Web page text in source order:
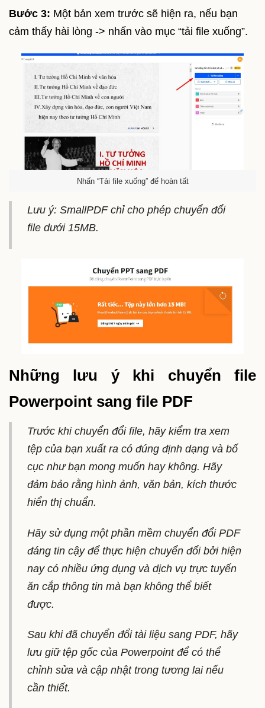
Bước 3: Một bản xem trước sẽ hiện ra, nếu bạn
cảm thấy hài lòng -> nhấn vào mục “tải file xuống”.
Nhấn “Tải file xuống” để hoàn tất
Lưu ý: SmallPDF chỉ cho phép chuyển đổi
file dưới 15MB.
Những lưu ý khi chuyển file
Powerpoint sang file PDF
Trước khi chuyển đổi file, hãy kiểm tra xem
tệp của bạn xuất ra có đúng định dạng và bố
cục như bạn mong muốn hay không. Hãy
đảm bảo rằng hình ảnh, văn bản, kích thước
hiển thị chuẩn.
Hãy sử dụng một phần mềm chuyển đổi PDF
đáng tin cậy để thực hiện chuyển đổi bởi hiện
nay có nhiều ứng dụng và dịch vụ trực tuyến
ăn cắp thông tin mà bạn không thể biết
được.
Sau khi đã chuyển đổi tài liệu sang PDF, hãy
lưu giữ tệp gốc của Powerpoint để có thể
chỉnh sửa và cập nhật trong tương lai nếu
cần thiết.